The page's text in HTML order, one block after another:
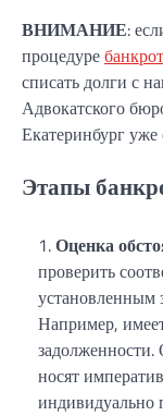
ВНИМАНИЕ:
процедуре
списать долги с
Адвокатского
Екатеринбург
Этапы
Оценка
проверить
установленным
Например,
носят
индивидуально